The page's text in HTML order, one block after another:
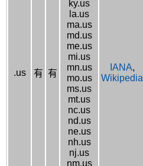
.us 有 有
ky.us
la.us
ma.us
md.us
me.us
mi.us
mn.us
mo.us
ms.us
mt.us
nc.us
nd.us
ne.us
nh.us
nj.us
nm.us
IANA,
Wikipedia